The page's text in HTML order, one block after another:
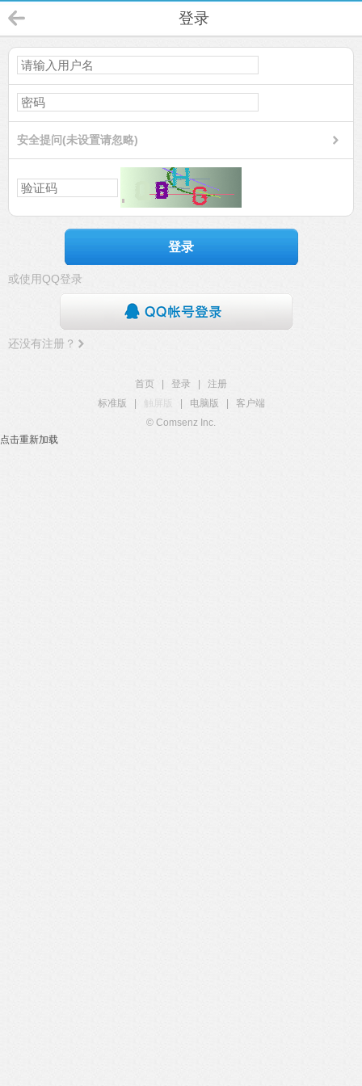
登录
安全提问(未设置请忽略)
登录
或使用QQ登录
还没有注册？
首页 登录
注册
标准版
触屏版 电脑版
客户端
© Comsenz Inc.
点击重新加载